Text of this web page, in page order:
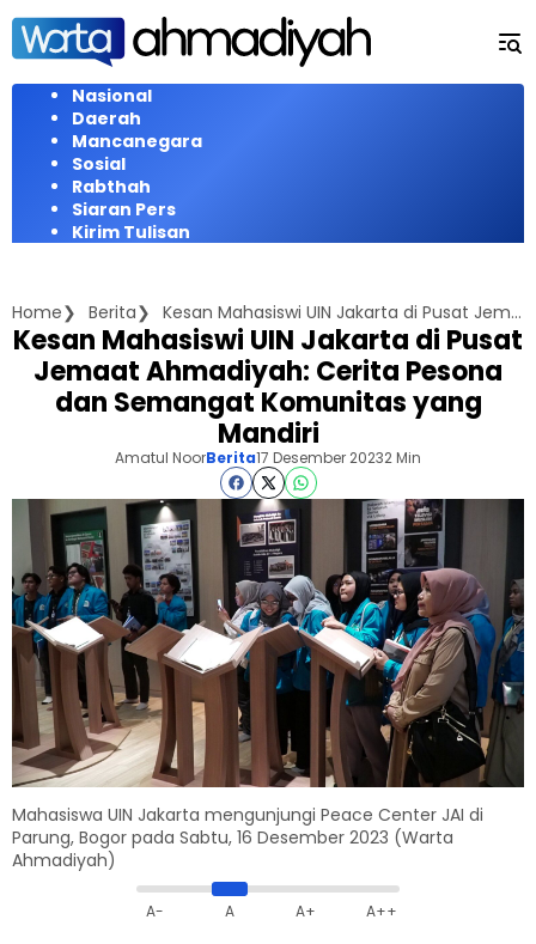
Langsung
konten
Nasional
Daerah
Mancanegara
Sosial
Rabthah
Siaran Pers
Kirim Tulisan
Home Berita Kesan Mahasiswi UIN Jakarta di Pusat Jemaat Ahmadiyah: Cerita Pesona dan Semangat Komunitas yang Mandiri
Kesan Mahasiswi UIN Jakarta di Pusat
Jemaat Ahmadiyah: Cerita Pesona
dan Semangat Komunitas yang
Mandiri
Amatul NoorBerita17 Desember 20232 Min
Mahasiswa UIN Jakarta mengunjungi Peace Center JAI di
Parung, Bogor pada Sabtu, 16 Desember 2023 (Warta
Ahmadiyah)
A- A A+ A++